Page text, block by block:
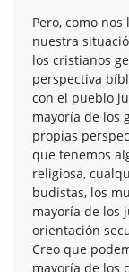
Pero, como
nuestra
los cristianos
perspectiva
con el pueblo
mayoría de los
propias
que tenemos
religiosa,
budistas, los
mayoría de los
orientación
Creo que
mayoría de los